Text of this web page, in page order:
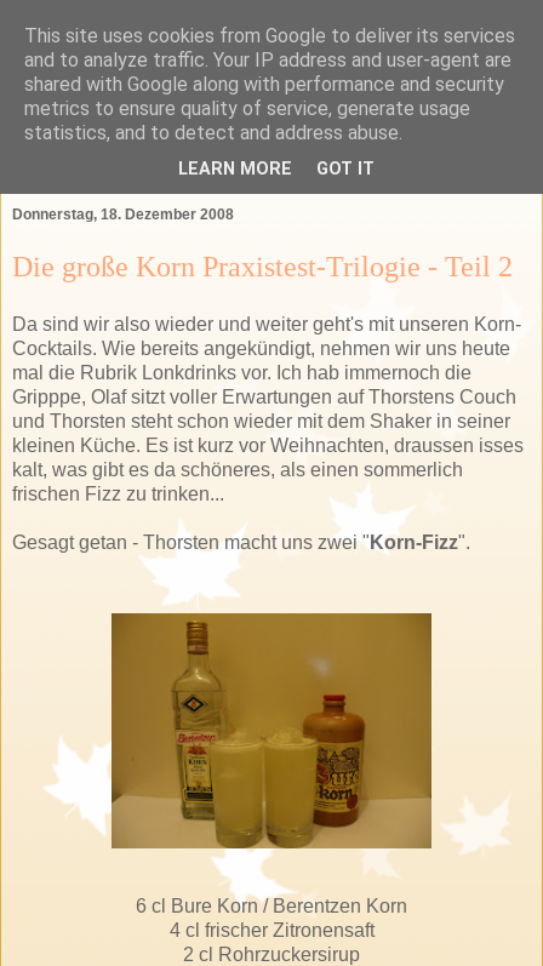
Das Bartender Labor
Der Bartender&Connaisseur Blog über Barkultur,
Spirituosen und das GSA-Land
Donnerstag, 18. Dezember 2008
Die große Korn Praxistest-Trilogie - Teil 2
Da sind wir also wieder und weiter geht's mit unseren Korn-
Cocktails. Wie bereits angekündigt, nehmen wir uns heute
mal die Rubrik Lonkdrinks vor. Ich hab immernoch die
Gripppe, Olaf sitzt voller Erwartungen auf Thorstens Couch
und Thorsten steht schon wieder mit dem Shaker in seiner
kleinen Küche. Es ist kurz vor Weihnachten, draussen isses
kalt, was gibt es da schöneres, als einen sommerlich
frischen Fizz zu trinken...
Gesagt getan - Thorsten macht uns zwei " Korn-Fizz".
6 cl Bure Korn / Berentzen Korn
4 cl frischer Zitronensaft
2 cl Rohrzuckersirup
This site uses cookies from Google to deliver its services
and to analyze traffic. Your IP address and user-agent are
shared with Google along with performance and security
metrics to ensure quality of service, generate usage
statistics, and to detect and address abuse.
LEARN MORE GOT IT